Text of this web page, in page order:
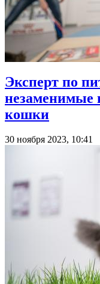
Эксперт по
незаменимые
кошки
30 ноября 2023, 10:41